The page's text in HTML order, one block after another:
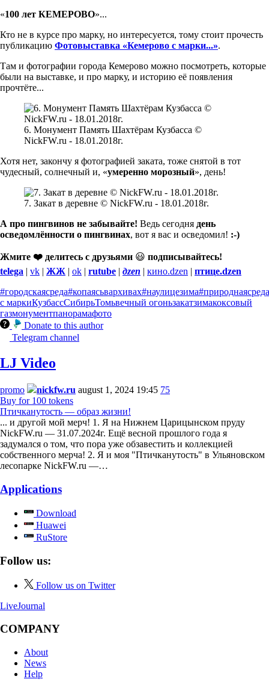
«100 лет КЕМЕРОВО»...
Кто не в курсе про марку, но интересуется, тому стоит прочесть
публикацию Фотовыставка «Кемерово с марки...».
Там и фотографии города Кемерово можно посмотреть, которые
были на выставке, и про марку, и историю её появления
прочтёте...
6. Монумент Память Шахтёрам Кузбасса ©
NickFW.ru - 18.01.2018г.
Хотя нет, закончу я фотографией заката, тоже снятой в тот
чудесный, солнечный и, «умеренно морозный», день!
7. Закат в деревне © NickFW.ru - 18.01.2018г.
А про пингвинов не забывайте! Ведь сегодня день
осведомлённости о пингвинах, вот я вас и осведомил! :-)
Жмите ❤️ делитесь с друзьями 😃 подписывайтесь!
telega | vk | ЖЖ | ok | rutube | дzen | кино.dzen | птице.dzen
#городскаясреда#копаясьвархивах#наулицезима#природнаясреда
с маркиКузбассСибирьТомьвечный огоньзакатзимакоксовый
газмонументпанорамафото
Donate to this author
Telegram channel
LJ Video
promo nickfw.ru august 1, 2024 19:45 75
Buy for 100 tokens
Птичканутость — образ жизни!
... и другой мой мерч! 1. Я на Нижнем Царицынском пруду
NickFW.ru — 31.07.2024г. Ещё весной прошлого года я
задумался о том, что пора уже обзавестить и коллекцией
собственного мерча! 2. Я и моя "Птичканутость" в Ульяновском
лесопарке NickFW.ru —…
Applications
Download
Huawei
RuStore
Follow us:
Follow us on Twitter
LiveJournal
COMPANY
About
News
Help